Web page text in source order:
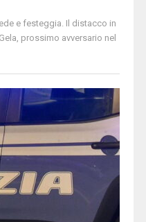
e festeggia. Il distacco in
prossimo avversario nel